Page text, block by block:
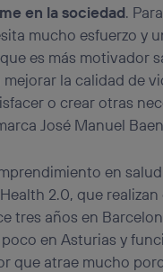
en la sociedad.
mucho esfuerzo y
es más motivador
la calidad de
o crear otras
José Manuel
en
2.0, que
tres años en
en Asturias y
que atrae mucho